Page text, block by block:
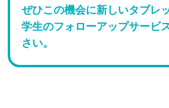
ぜひこの機会に新しいタブレ
学生のフォローアップサービ
さい。